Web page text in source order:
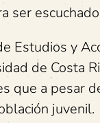
ser
Estudios y
de Costa
que a pesar
juvenil.